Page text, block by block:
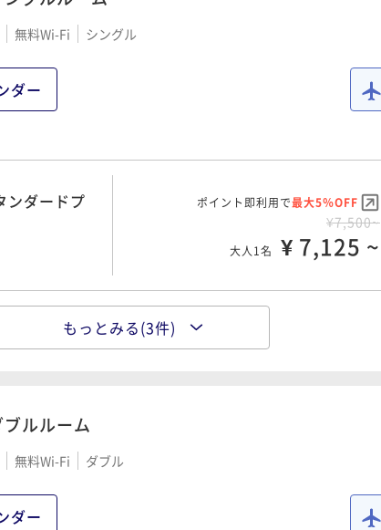
無料Wi-Fi シングル
ダー
ンダードプ
ポイント即利用で最大5％OFF
¥7,500~
大人1名 ¥ 7,125 ~
ンダードプ
ポイント即利用で
《素泊り》
¥ 14,896 ~
もっとみる(3件)
ブルルーム
無料Wi-Fi ダブル
ダー